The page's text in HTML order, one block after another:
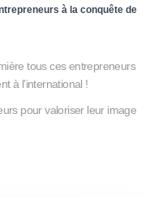
à la conquête de
tous ces entrepreneurs
à l’international !
pour valoriser leur image